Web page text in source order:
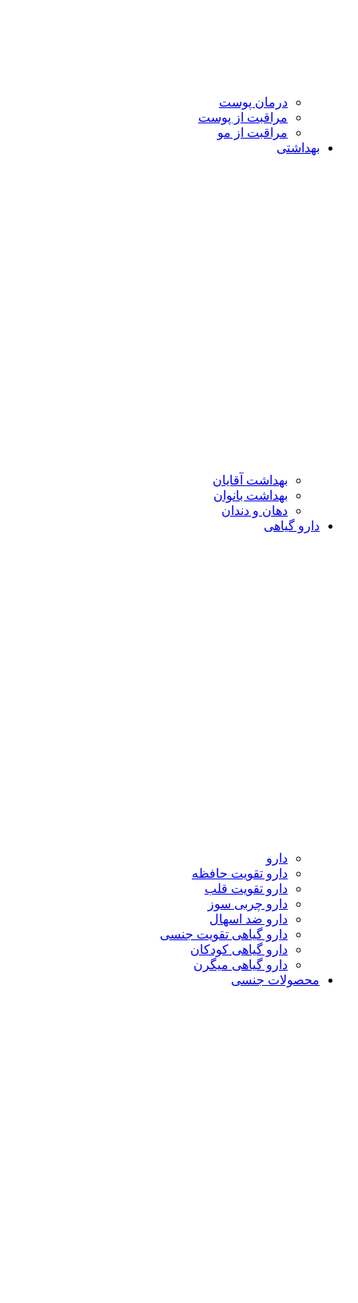
درمان پوست
مراقبت از پوست
مراقبت از مو
بهداشتی
بهداشت آقایان
بهداشت بانوان
دهان و دندان
دارو گیاهی
دارو
دارو تقویت حافظه
دارو تقویت قلب
دارو چربی سوز
دارو ضد اسهال
دارو گیاهی تقویت جنسی
دارو گیاهی کودکان
دارو گیاهی میگرن
محصولات جنسی